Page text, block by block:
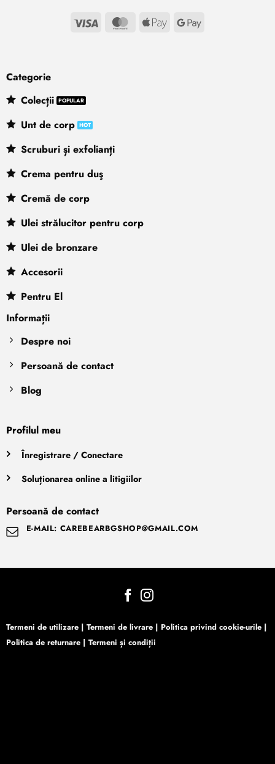
Visa MasterCard
Apple Google
Categorie
Colecții
Unt de corp
Scruburi și exfolianți
Crema pentru duş
Cremă de corp
Ulei strălucitor pentru corp
Ulei de bronzare
Accesorii
Pentru El
Informații
Despre noi
Persoană de contact
Blog
Profilul meu
Înregistrare / Conectare
Soluționarea online a litigiilor
Persoană de contact
E-MAIL: CAREBEARBGSHOP@GMAIL.COM
Termeni de utilizare | Termeni de livrare | Politica privind cookie-urile |
Politica de returnare | Termeni și condiții